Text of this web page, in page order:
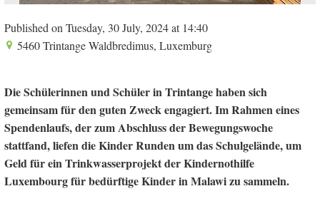
Published on Tuesday, 30 July, 2024 at 14:40
5460 Trintange Waldbredimus, Luxemburg
Die Schülerinnen und Schüler in Trintange haben sich
gemeinsam für den guten Zweck engagiert. Im Rahmen eines
Spendenlaufs, der zum Abschluss der Bewegungswoche
stattfand, liefen die Kinder Runden um das Schulgelände, um
Geld für ein Trinkwasserprojekt der Kindernothilfe
Luxembourg für bedürftige Kinder in Malawi zu sammeln.